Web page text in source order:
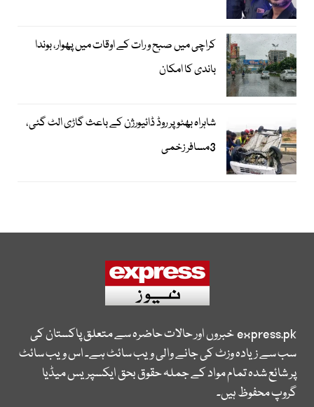
کراچی میں صبح و رات کے اوقات میں پھوار، بوندا
باندی کا امکان
شاہراہ بھٹو پر روڈ ڈائیورژن کے باعث گاڑی الٹ گئی،
3مسافر زخمی
express.pkخبروں اور حالات حاضرہ سے متعلق پاکستان کی
سب سے زیادہ وزٹ کی جانے والی ویب سائٹ ہے۔ اس ویب سائٹ
پر شائع شدہ تمام مواد کے جملہ حقوق بحق ایکسپریس میڈیا
گروپ محفوظ ہیں۔